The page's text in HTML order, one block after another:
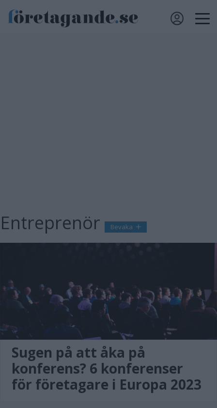
Entreprenör Bevaka
Sugen på att åka på
konferens? 6 konferenser
för företagare i Europa 2023